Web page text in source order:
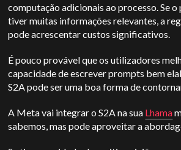
computação adicionais ao processo. Se
tiver muitas informações relevantes, a
pode acrescentar custos significativos.
É pouco provável que os utilizadores
capacidade de escrever prompts bem
S2A pode ser uma boa forma de
A Meta vai integrar o S2A na sua Lhama
sabemos, mas pode aproveitar a